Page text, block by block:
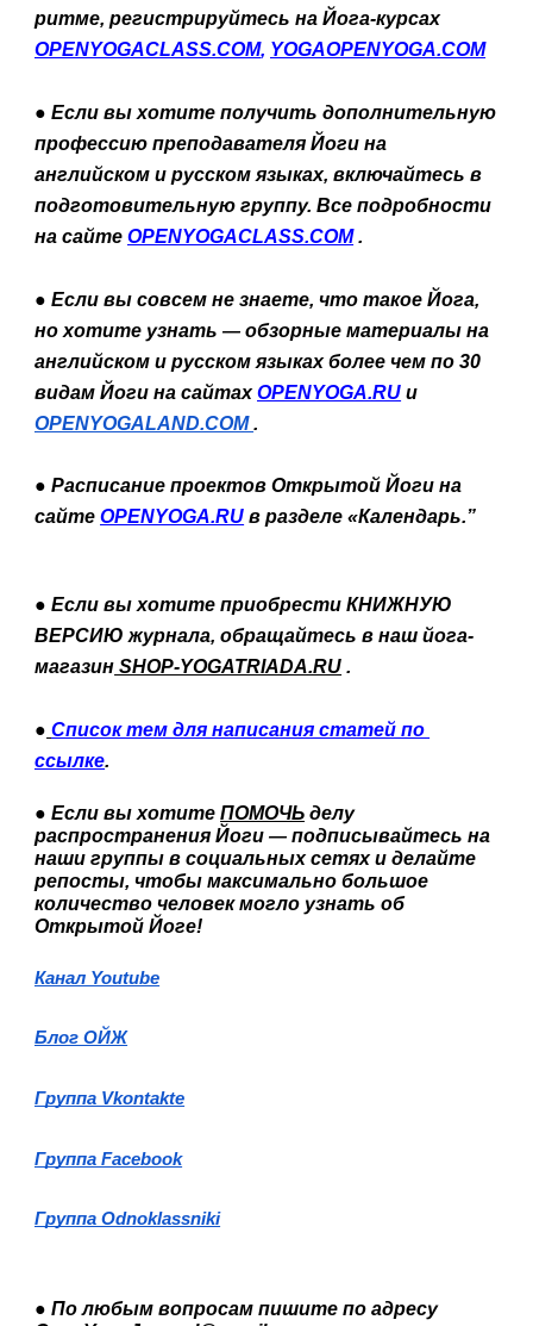
ритме, регистрируйтесь на Йога-курсах
OPENYOGACLASS.COM, YOGAOPENYOGA.COM
● Если вы хотите получить дополнительную
профессию преподавателя Йоги на
английском и русском языках, включайтесь в
подготовительную группу. Все подробности
на сайте OPENYOGACLASS.COM .
● Если вы совсем не знаете, что такое Йога,
но хотите узнать — обзорные материалы на
английском и русском языках более чем по 30
видам Йоги на сайтах OPENYOGA.RU
OPENYOGALAND.COM .
● Расписание проектов Открытой Йоги на
сайте OPENYOGA.RU в разделе «Календарь.”
● Если вы хотите приобрести КНИЖНУЮ
ВЕРСИЮ журнала, обращайтесь в наш йога-
магазин SHOP-YOGATRIADA.RU .
● Список тем для написания статей по
ссылке.
● Если вы хотите ПОМОЧЬ делу
распространения Йоги — подписывайтесь на
наши группы в социальных сетях и делайте
репосты, чтобы максимально большое
количество человек могло узнать об
Открытой Йоге!
Канал Youtube
Блог ОЙЖ
Группа Vkontakte
Группа Facebook
Группа Odnoklassniki
● По любым вопросам пишите по адресу